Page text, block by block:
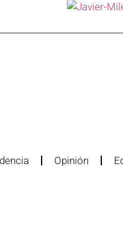
Opinión